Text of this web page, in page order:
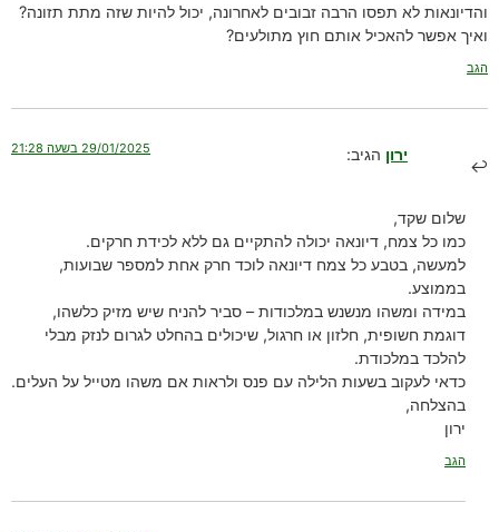
והדיונאות לא תפסו הרבה זבובים לאחרונה, יכול להיות שזה מתת תזונה?
ואיך אפשר להאכיל אותם חוץ מתולעים?
הגב
ירון הגיב: 29/01/2025 בשעה 21:28
שלום שקד,
כמו כל צמח, דיונאה יכולה להתקיים גם ללא לכידת חרקים.
למעשה, בטבע כל צמח דיונאה לוכד חרק אחת למספר שבועות,
בממוצע.
במידה ומשהו מנשנש במלכודות – סביר להניח שיש מזיק כלשהו,
דוגמת חשופית, חלזון או חרגול, שיכולים בהחלט לגרום לנזק מבלי
להלכד במלכודת.
כדאי לעקוב בשעות הלילה עם פנס ולראות אם משהו מטייל על העלים.
בהצלחה,
ירון
הגב